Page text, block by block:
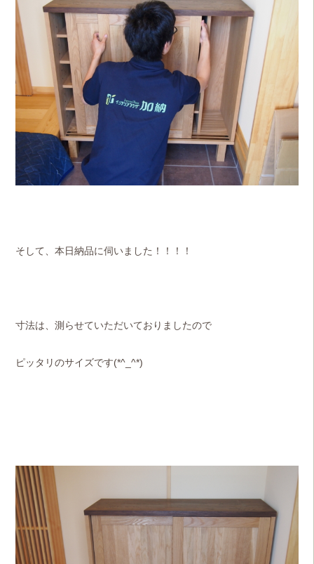
そして、本日納品に伺いました！！！！
寸法は、測らせていただいておりましたので
ピッタリのサイズです(*^_^*)